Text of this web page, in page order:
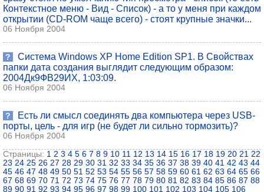
Контекстное меню - Вид - Список) - а то у меня при каждом
открытии (CD-ROM чаще всего) - стоят крупные значки...
06 Ноября 2004
?
Система Windows XP Home Edition SP1. В Свойствах
папки дата создания выглядит следующим образом:
2004Дк9ФВ29ИХ, 1:03:09.
06 Ноября 2004
?
Есть ли смысл соединять два компьютера через USB-
порты, цель - для игр (не будет ли сильно тормозить)?
06 Ноября 2004
Страницы: 1 2 3 4 5 6 7 8 9 10 11 12 13 14 15 16 17 18 19 20 21 22
23 24 25 26 27 28 29 30 31 32 33 34 35 36 37 38 39 40 41 42 43 44
45 46 47 48 49 50 51 52 53 54 55 56 57 58 59 60 61 62 63 64 65 66
67 68 69 70 71 72 73 74 75 76 77 78 79 80 81 82 83 84 85 86 87 88
89 90 91 92 93 94 95 96 97 98 99 100 101 102 103 104 105 106